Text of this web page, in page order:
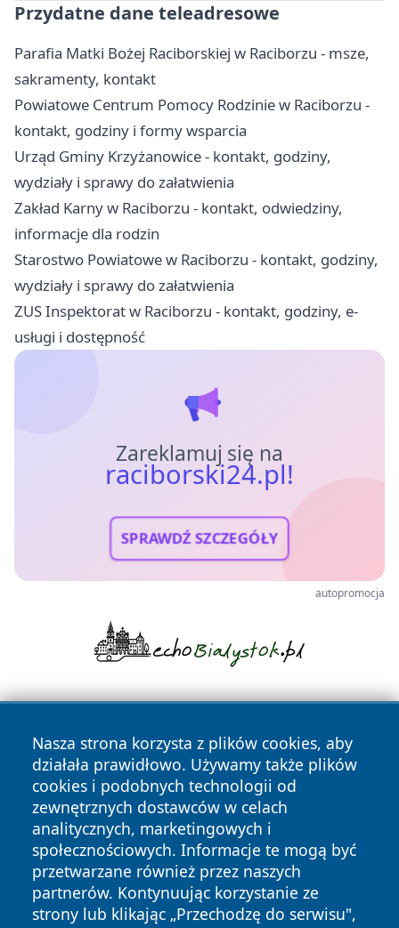
Przydatne dane teleadresowe
Parafia Matki Bożej Raciborskiej w Raciborzu - msze,
sakramenty, kontakt
Powiatowe Centrum Pomocy Rodzinie w Raciborzu -
kontakt, godziny i formy wsparcia
Urząd Gminy Krzyżanowice - kontakt, godziny,
wydziały i sprawy do załatwienia
Zakład Karny w Raciborzu - kontakt, odwiedziny,
informacje dla rodzin
Starostwo Powiatowe w Raciborzu - kontakt, godziny,
wydziały i sprawy do załatwienia
ZUS Inspektorat w Raciborzu - kontakt, godziny, e-
usługi i dostępność
Zareklamuj się na
raciborski24.pl!
SPRAWDŹ SZCZEGÓŁY
autopromocja
Nasza strona korzysta z plików cookies, aby
działała prawidłowo. Używamy także plików
cookies i podobnych technologii od
zewnętrznych dostawców w celach
analitycznych, marketingowych i
społecznościowych. Informacje te mogą być
przetwarzane również przez naszych
partnerów. Kontynuując korzystanie ze
strony lub klikając „Przechodzę do serwisu",
Copyright © 2026 raciborski24.pl Wszystkie prawa
zastrzeżone.
News Autorzy
Polityka
Prywatności
Polityka
Cookies